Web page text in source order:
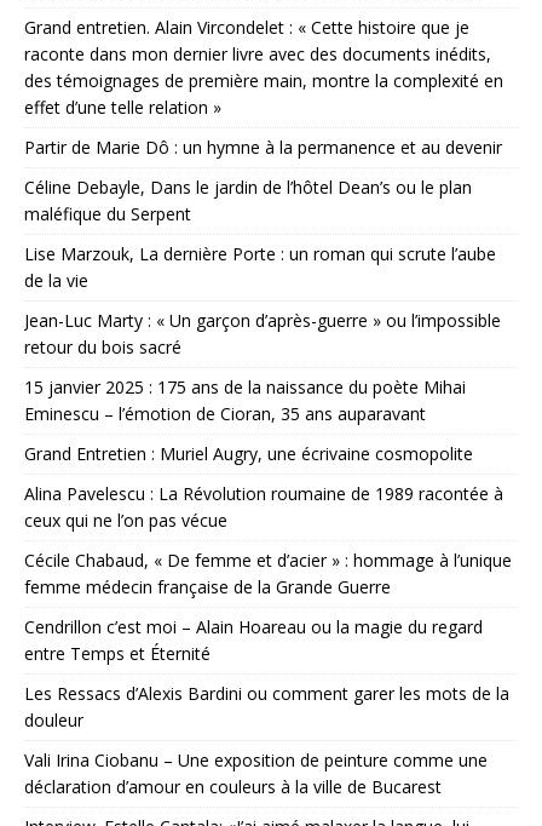
Grand entretien. Alain Vircondelet : « Cette histoire que je
raconte dans mon dernier livre avec des documents inédits,
des témoignages de première main, montre la complexité en
effet d’une telle relation »
Partir de Marie Dô : un hymne à la permanence et au devenir
Céline Debayle, Dans le jardin de l’hôtel Dean’s ou le plan
maléfique du Serpent
Lise Marzouk, La dernière Porte : un roman qui scrute l’aube
de la vie
Jean-Luc Marty : « Un garçon d’après-guerre » ou l’impossible
retour du bois sacré
15 janvier 2025 : 175 ans de la naissance du poète Mihai
Eminescu – l’émotion de Cioran, 35 ans auparavant
Grand Entretien : Muriel Augry, une écrivaine cosmopolite
Alina Pavelescu : La Révolution roumaine de 1989 racontée à
ceux qui ne l’on pas vécue
Cécile Chabaud, « De femme et d’acier » : hommage à l’unique
femme médecin française de la Grande Guerre
Cendrillon c’est moi – Alain Hoareau ou la magie du regard
entre Temps et Éternité
Les Ressacs d’Alexis Bardini ou comment garer les mots de la
douleur
Vali Irina Ciobanu – Une exposition de peinture comme une
déclaration d’amour en couleurs à la ville de Bucarest